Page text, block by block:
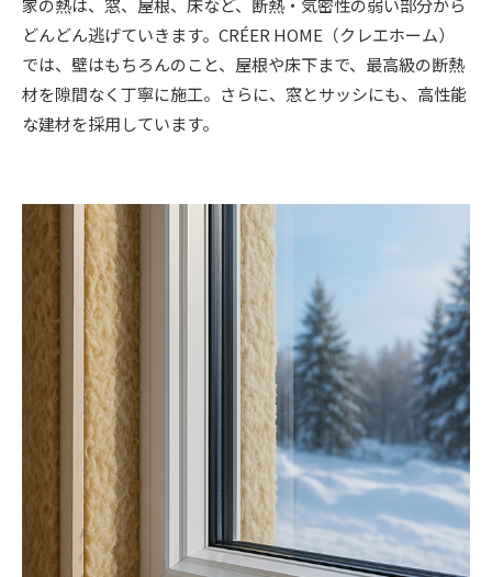
家の熱は、窓、屋根、床など、断熱・気密性の弱い部分から
どんどん逃げていきます。CRÉER HOME（クレエホーム）
では、壁はもちろんのこと、屋根や床下まで、最高級の断熱
材を隙間なく丁寧に施工。さらに、窓とサッシにも、高性能
な建材を採用しています。